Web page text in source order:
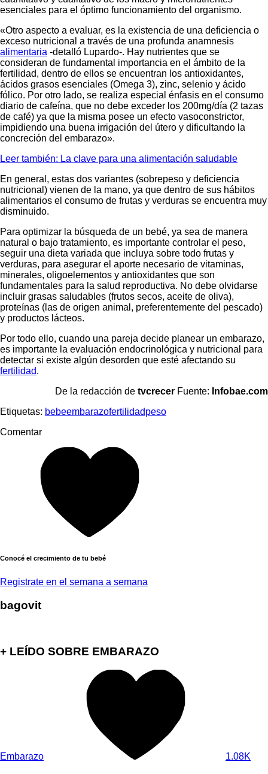
esenciales para el óptimo funcionamiento del organismo.
«Otro aspecto a evaluar, es la existencia de una deficiencia o
exceso nutricional a través de una profunda anamnesis
alimentaria -detalló Lupardo-. Hay nutrientes que se
consideran de fundamental importancia en el ámbito de la
fertilidad, dentro de ellos se encuentran los antioxidantes,
ácidos grasos esenciales (Omega 3), zinc, selenio y ácido
fólico. Por otro lado, se realiza especial énfasis en el consumo
diario de cafeína, que no debe exceder los 200mg/día (2 tazas
de café) ya que la misma posee un efecto vasoconstrictor,
impidiendo una buena irrigación del útero y dificultando la
concreción del embarazo».
Leer también: La clave para una alimentación saludable
En general, estas dos variantes (sobrepeso y deficiencia
nutricional) vienen de la mano, ya que dentro de sus hábitos
alimentarios el consumo de frutas y verduras se encuentra muy
disminuido.
Para optimizar la búsqueda de un bebé, ya sea de manera
natural o bajo tratamiento, es importante controlar el peso,
seguir una dieta variada que incluya sobre todo frutas y
verduras, para asegurar el aporte necesario de vitaminas,
minerales, oligoelementos y antioxidantes que son
fundamentales para la salud reproductiva. No debe olvidarse
incluir grasas saludables (frutos secos, aceite de oliva),
proteínas (las de origen animal, preferentemente del pescado)
y productos lácteos.
Por todo ello, cuando una pareja decide planear un embarazo,
es importante la evaluación endocrinológica y nutricional para
detectar si existe algún desorden que esté afectando su
fertilidad.
De la redacción de tvcrecer Fuente: Infobae.com
Etiquetas: bebeembarazofertilidadpeso
Comentar
Conocé el crecimiento de tu bebé
Registrate en el semana a semana
bagovit
+ LEÍDO SOBRE EMBARAZO
Embarazo 1.08K